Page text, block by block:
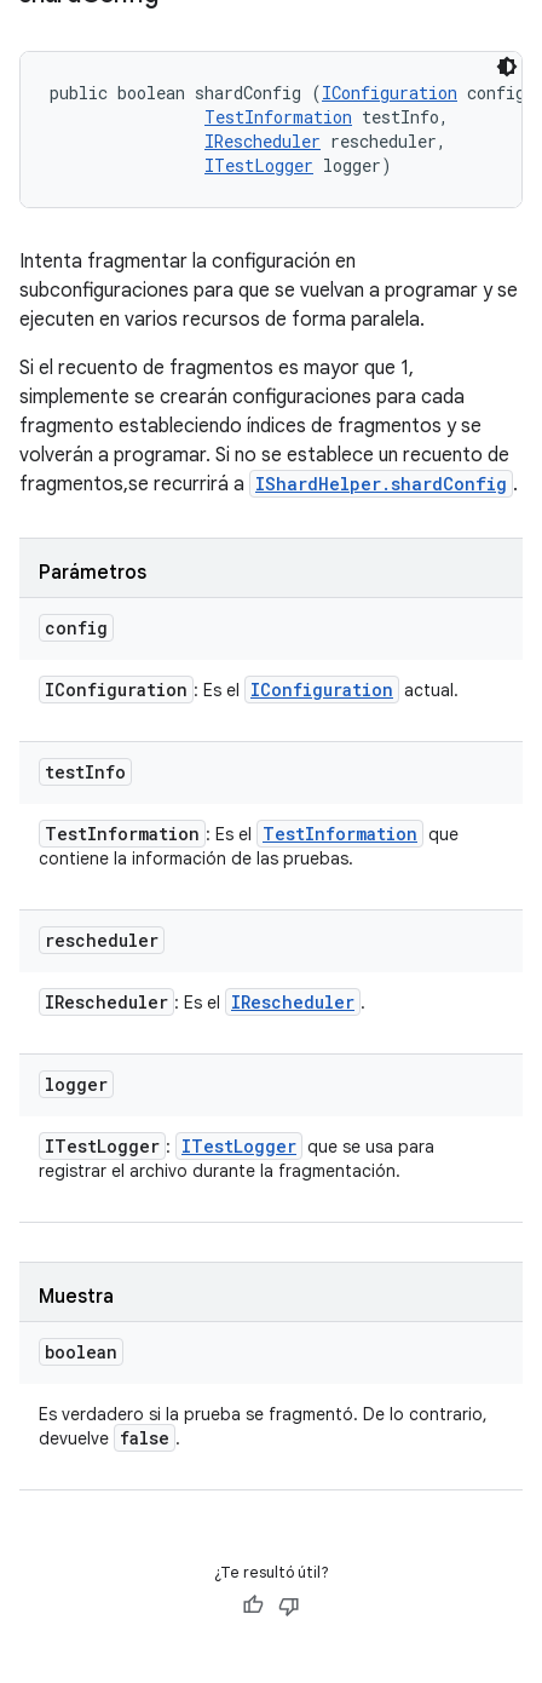
public boolean shardConfig (IConfiguration
TestInformation testInfo,
IRescheduler rescheduler,
ITestLogger logger)
Intenta fragmentar la configuración en
subconfiguraciones para que se vuelvan a programar y se
ejecuten en varios recursos de forma paralela.
Si el recuento de fragmentos es mayor que 1,
simplemente se crearán configuraciones para cada
fragmento estableciendo índices de fragmentos y se
volverán a programar. Si no se establece un recuento de
fragmentos,se recurrirá a IShardHelper.shardConfig .
Parámetros
config
IConfiguration : Es el IConfiguration actual.
testInfo
TestInformation : Es el TestInformation que
contiene la información de las pruebas.
rescheduler
IRescheduler : Es el IRescheduler .
logger
ITestLogger : ITestLogger que se usa para
registrar el archivo durante la fragmentación.
Muestra
boolean
Es verdadero si la prueba se fragmentó. De lo contrario,
devuelve false .
¿Te resultó útil?